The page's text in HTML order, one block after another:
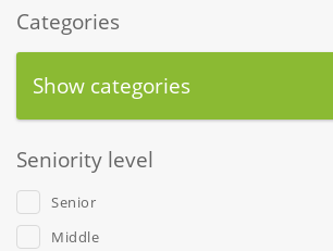
Categories
Show categories
Seniority level
Senior
Middle